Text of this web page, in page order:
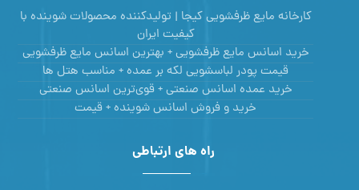
کارخانه مایع ظرفشویی کیجا | تولیدکننده محصولات شوینده با
کیفیت ایران
خرید اسانس مایع ظرفشویی + بهترین اسانس مایع ظرفشویی
قیمت پودر لباسشویی لکه بر عمده + مناسب هتل ها
خرید عمده اسانس صنعتی + قوی‌ترین اسانس‌ صنعتی
خرید و فروش اسانس شوینده + قیمت
راه های ارتباطی